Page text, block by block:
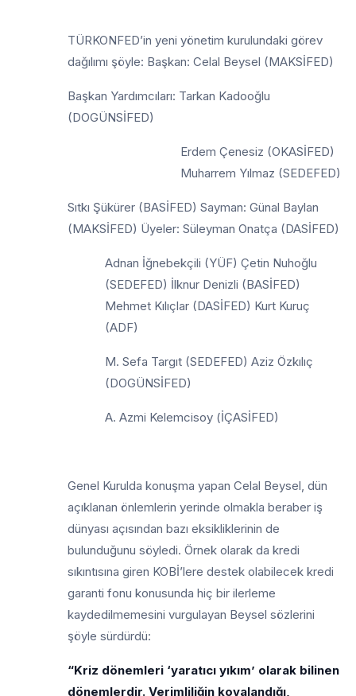
TÜRKONFED’in yeni yönetim kurulundaki görev
dağılımı şöyle: Başkan: Celal Beysel (MAKSİFED)
Başkan Yardımcıları: Tarkan Kadooğlu
(DOGÜNSİFED)
Erdem Çenesiz (OKASİFED)
Muharrem Yılmaz (SEDEFED)
Sıtkı Şükürer (BASİFED) Sayman: Günal Baylan
(MAKSİFED) Üyeler: Süleyman Onatça (DASİFED)
Adnan İğnebekçili (YÜF) Çetin Nuhoğlu
(SEDEFED) İlknur Denizli (BASİFED)
Mehmet Kılıçlar (DASİFED) Kurt Kuruç
(ADF)
M. Sefa Targıt (SEDEFED) Aziz Özkılıç
(DOGÜNSİFED)
A. Azmi Kelemcisoy (İÇASİFED)
Genel Kurulda konuşma yapan Celal Beysel, dün
açıklanan önlemlerin yerinde olmakla beraber iş
dünyası açısından bazı eksikliklerinin de
bulunduğunu söyledi. Örnek olarak da kredi
sıkıntısına giren KOBİ’lere destek olabilecek kredi
garanti fonu konusunda hiç bir ilerleme
kaydedilmemesini vurgulayan Beysel sözlerini
şöyle sürdürdü:
“Kriz dönemleri ‘yaratıcı yıkım’ olarak bilinen
dönemlerdir. Verimliliğin kovalandığı,